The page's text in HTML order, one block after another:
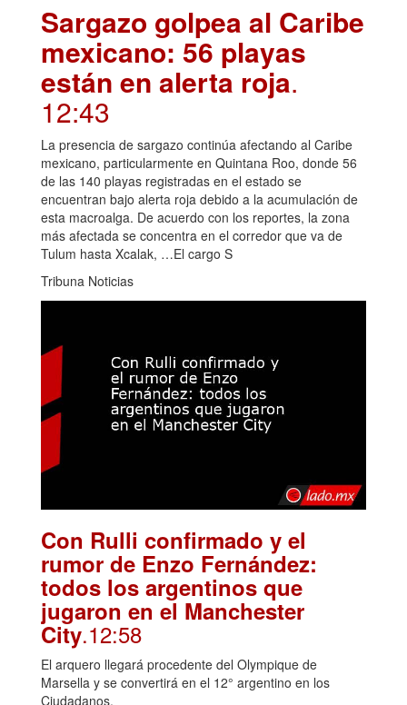
Sargazo golpea al Caribe
mexicano: 56 playas
están en alerta roja.
12:43
La presencia de sargazo continúa afectando al Caribe
mexicano, particularmente en Quintana Roo, donde 56
de las 140 playas registradas en el estado se
encuentran bajo alerta roja debido a la acumulación de
esta macroalga. De acuerdo con los reportes, la zona
más afectada se concentra en el corredor que va de
Tulum hasta Xcalak, …El cargo S
Tribuna Noticias
Con Rulli confirmado y el
rumor de Enzo Fernández:
todos los argentinos que
jugaron en el Manchester
City.12:58
El arquero llegará procedente del Olympique de
Marsella y se convertirá en el 12° argentino en los
Ciudadanos.